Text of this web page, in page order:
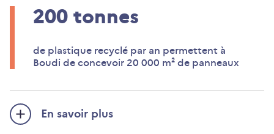
200 tonnes
de plastique recyclé par an permettent à
Boudi de concevoir 20 000 m² de panneaux
En savoir plus